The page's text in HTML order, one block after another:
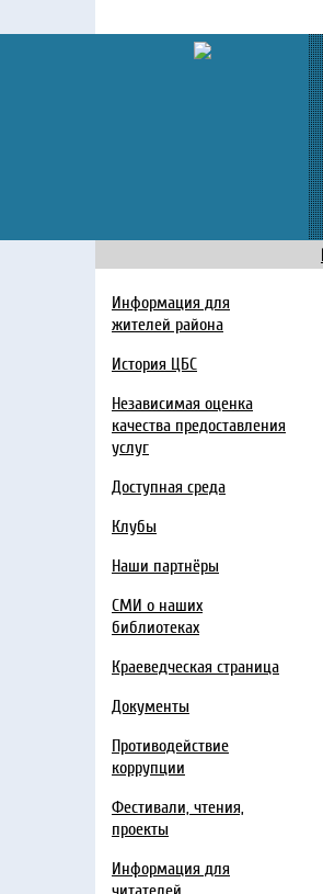
Информация для
жителей района
История ЦБС
Независимая оценка
качества предоставления
услуг
Доступная среда
Клубы
Наши партнёры
СМИ о наших
библиотеках
Краеведческая страница
Документы
Противодействие
коррупции
Фестивали, чтения,
проекты
Информация для